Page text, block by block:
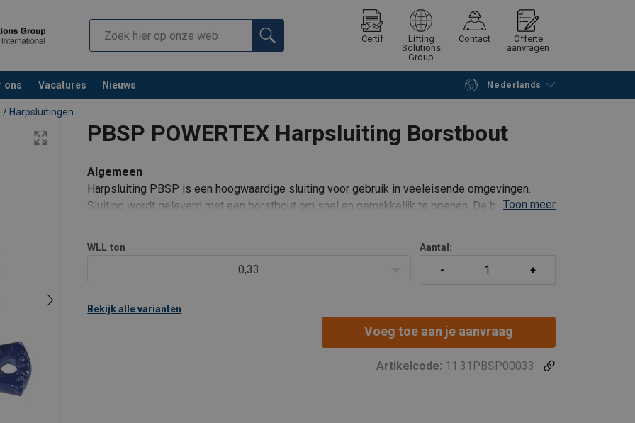
Certif
Lifting
Solutions
Group
Contact
Offerte
aanvragen
ons Vacatures Nieuws Nederlands
Verder winkelen Vraag offerte aan
/ Harpsluitingen
PBSP POWERTEX Harpsluiting Borstbout
Algemeen
Harpsluiting PBSP is een hoogwaardige sluiting voor gebruik in veeleisende omgevingen.
Sluiting wordt geleverd met een borstbout om snel en gemakkelijk te openen. De beugel
specificatie RR-C-271 Type IVA
Toon meer
WLL ton
0,33
Aantal:
Bekijk alle varianten
Voeg toe aan je aanvraag
Artikelcode: 11.31PBSP00033